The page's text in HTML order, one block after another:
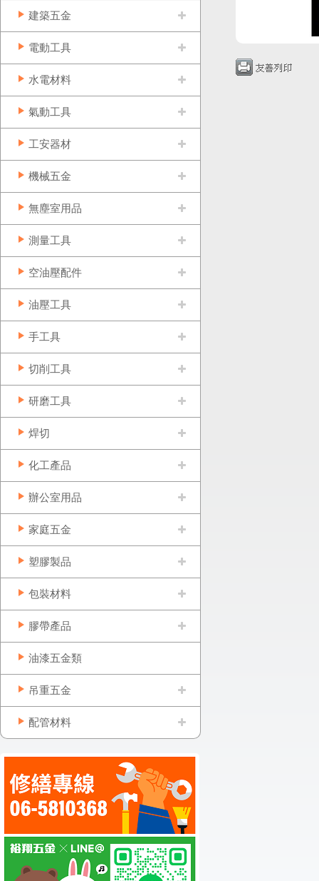
建築五金
電動工具
水電材料
氣動工具
工安器材
機械五金
無塵室用品
測量工具
空油壓配件
油壓工具
手工具
切削工具
研磨工具
焊切
化工產品
辦公室用品
家庭五金
塑膠製品
包裝材料
膠帶產品
油漆五金類
吊重五金
配管材料